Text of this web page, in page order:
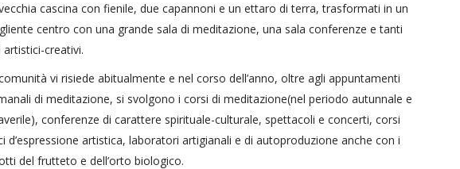
cascina con fienile, due capannoni e un ettaro di terra, trasformati in un
centro con una grande sala di meditazione, una sala conferenze e tanti
artistici-creativi.
vi risiede abitualmente e nel corso dell’anno, oltre agli appuntamenti
di meditazione, si svolgono i corsi di meditazione(nel periodo autunnale e
conferenze di carattere spirituale-culturale, spettacoli e concerti, corsi
d’espressione artistica, laboratori artigianali e di autoproduzione anche con i
del frutteto e dell’orto biologico.